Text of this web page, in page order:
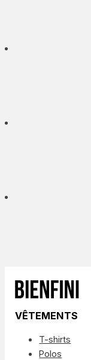
VÊTEMENTS
T-shirts
Polos